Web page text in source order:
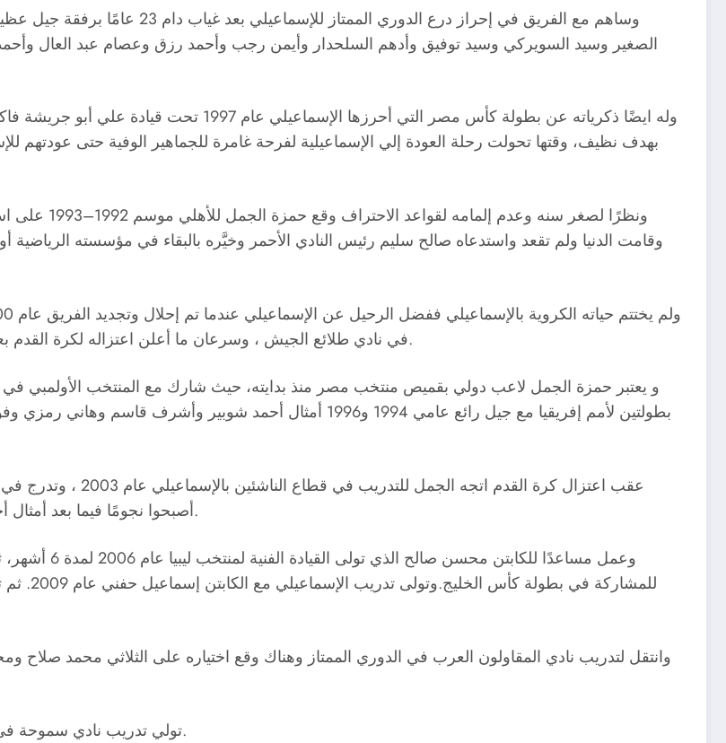
وساهم مع الفريق في إحراز درع
الصغير وسيد السويركي وسيد توفيق وأدهم السلحدار وأيمن رجب وأحمد رزق وعصام عبد العال
وله ايضًا ذكرياته عن بطولة كأس مصر التي أحرزها
بهدف نظيف، وقتها تحولت رحلة العودة إلي الإسماعيلية لفرحة غامرة للجماهير الوفية حتى عودتهم
ونظرًا لصغر
وقامت الدنيا ولم تقعد واستدعاه صالح سليم رئيس النادي الأحمر وخيَّره بالبقاء في مؤسسته الرياضية
في نادي طلائع الجيش ، وسرعان ما أعلن اعتزاله لكرة القدم بعد ثلاث سنوات للحفاظ على التاريخ الذي صنعه داخل قلعة الدراويش.
بطولتين لأمم إفريقيا مع جيل رائع عامي 1994 و1996 أمثال
أصبحوا نجومًا فيما بعد أمثال أحمد خيري وإبراهيم يحيى وأحمد مودي وعمرو السولية وأحمد حجازي.
وانتقل لتدريب نادي المقاولون العرب في الدوري الممتاز وهناك وقع اختياره على الثلاثي محمد
تولي تدريب نادي سموحة في نوفمبر 2010 خلفًا للفرنسي باتريس نوفو المُقال بسبب سوء النتائج.